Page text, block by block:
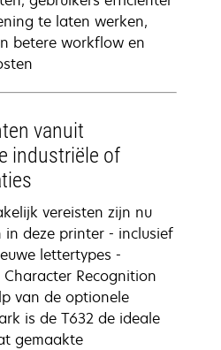
te laten werken,
betere workflow en
vanuit
industriële of
vereisten zijn nu
deze printer - inclusief
lettertypes -
Recognition
van de optionele
is de T632 de ideale
gemaakte